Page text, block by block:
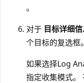
。
对于 目标详细
个目标的复选框
如果选择Log
指定收集模式。